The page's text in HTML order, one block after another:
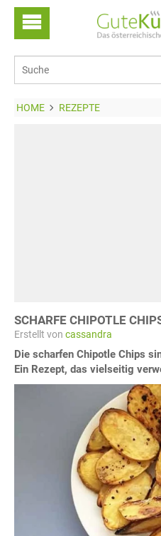
HOME REZEPTE
SCHARFE CHIPOTLE
Erstellt von cassandra
Die scharfen Chipotle Chips
Ein Rezept, das vielseitig